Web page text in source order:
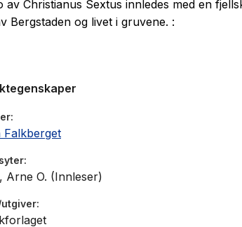
av Christianus Sextus innledes med en
Bergstaden og livet i gruvene. :
Falkberget
Arne O. (Innleser)